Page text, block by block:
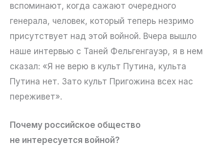
вспоминают, когда сажают очередного
генерала, человек, который теперь незримо
присутствует над этой войной. Вчера вышло
наше интервью с Таней Фельгенгауэр, я в нем
сказал: «Я не верю в культ Путина, культа
Путина нет. Зато культ Пригожина всех нас
переживет».
Почему российское общество
не интересуется войной?